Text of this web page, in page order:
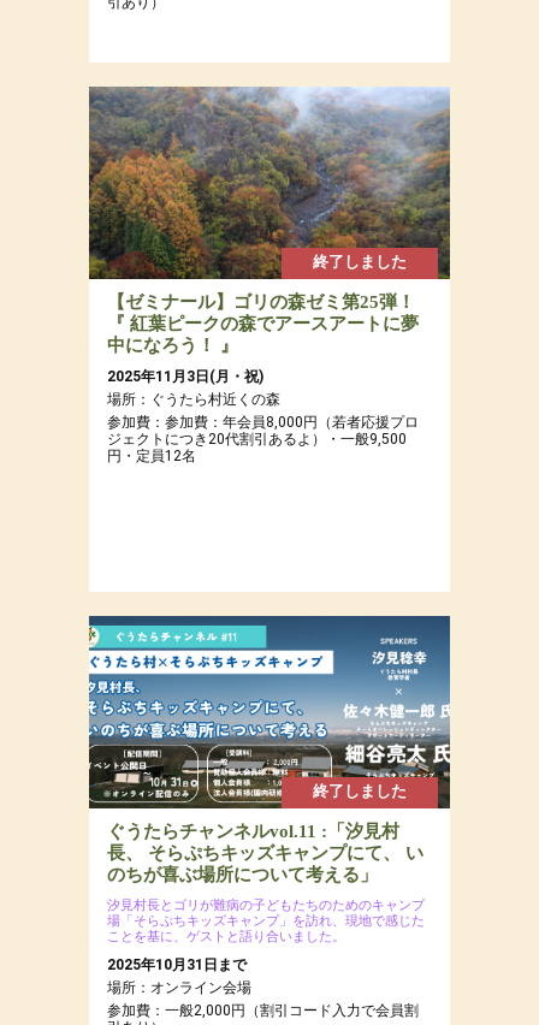
終了しました
【ゼミナール】ゴリの森ゼミ第25弾！
『 紅葉ピークの森でアースアートに夢
中になろう！ 』
2025年11月3日(月・祝)
場所：ぐうたら村近くの森
参加費：参加費：年会員8,000円（若者応援プロ
ジェクトにつき20代割引あるよ）・一般9,500
円・定員12名
終了しました
ぐうたらチャンネルvol.11 :「汐見村
長、 そらぷちキッズキャンプにて、 い
のちが喜ぶ場所について考える」
汐見村長とゴリが難病の子どもたちのためのキャンプ
場「そらぷちキッズキャンプ」を訪れ、現地で感じた
ことを基に、ゲストと語り合いました。
2025年10月31日まで
場所：オンライン会場
参加費：一般2,000円（割引コード入力で会員割